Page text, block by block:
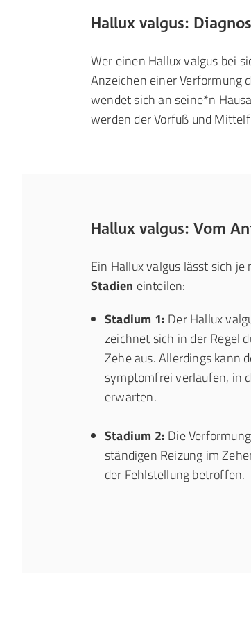
Hallux valgus:
Wer einen Hallux valgus bei
Anzeichen einer Verformung
wendet sich an seine*n
werden der Vorfuß und
Hallux valgus: Vom
Ein Hallux valgus lässt sich je
Stadien einteilen:
Stadium 1: Der Hallux
zeichnet sich in der Regel
Zehe aus. Allerdings kann
symptomfrei verlaufen, in
erwarten.
Stadium 2: Die
ständigen Reizung im
der Fehlstellung betroffen.